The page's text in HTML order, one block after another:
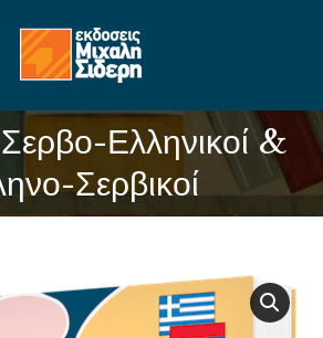
Ελληνικοί &
Σερβικοί
You are here: